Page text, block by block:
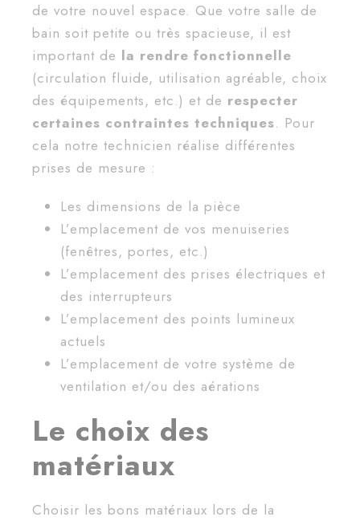
de votre nouvel espace. Que votre salle de
bain soit petite ou très spacieuse, il est
important de la rendre fonctionnelle
(circulation fluide, utilisation agréable, choix
des équipements, etc.) et de respecter
certaines contraintes techniques. Pour
cela notre technicien réalise différentes
prises de mesure :
Les dimensions de la pièce
L’emplacement de vos menuiseries
(fenêtres, portes, etc.)
L’emplacement des prises électriques et
des interrupteurs
L’emplacement des points lumineux
actuels
L’emplacement de votre système de
ventilation et/ou des aérations
Le choix des
matériaux
Choisir les bons matériaux lors de la